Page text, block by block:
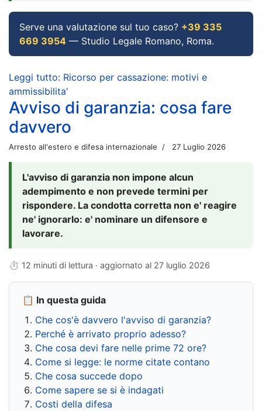
Serve una valutazione sul tuo caso? +39 335
669 3954 — Studio Legale Romano, Roma.
Leggi tutto: Ricorso per cassazione: motivi e
ammissibilita'
Avviso di garanzia: cosa fare
davvero
Arresto all'estero e difesa internazionale 27 Luglio 2026
L'avviso di garanzia non impone alcun
adempimento e non prevede termini per
rispondere. La condotta corretta non e' reagire
ne' ignorarlo: e' nominare un difensore e
lavorare.
⏱ 12 minuti di lettura · aggiornato al 27 luglio 2026
📋 In questa guida
Che cos'è davvero l'avviso di garanzia?
Perché è arrivato proprio adesso?
Che cosa devi fare nelle prime 72 ore?
Come si legge: le norme citate contano
Che cosa succede dopo
Come sapere se si è indagati
Costi della difesa